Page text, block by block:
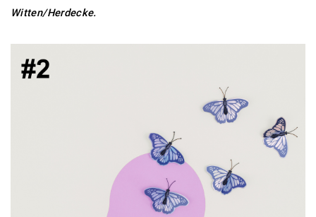
Witten/Herdecke.